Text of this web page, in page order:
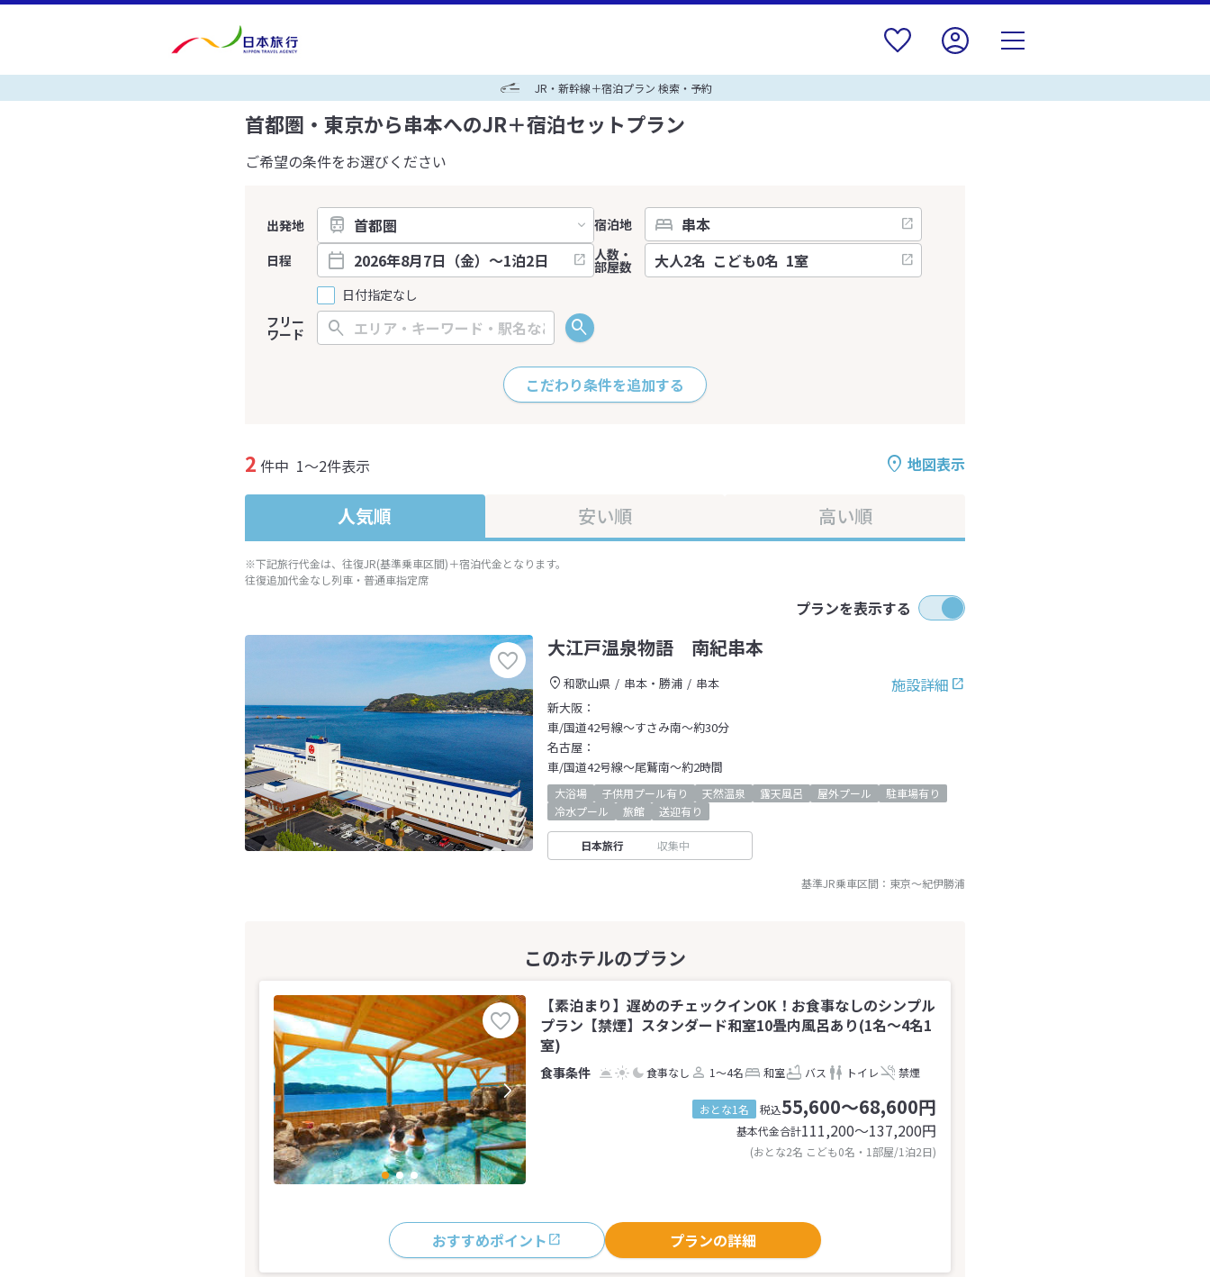
JR・新幹線＋宿泊プラン 検索・予約
首都圏・東京から串本へのJR＋宿泊セットプラン
ご希望の条件をお選びください
出発地
宿泊地
日程
日付指定なし
人数・
部屋数
フリー
ワード
こだわり条件を追加する
地図表示
2 件中 1～2件表示
人気順 安い順 高い順
※下記旅行代金は、往復JR(基準乗車区間)＋宿泊代金となります。
往復追加代金なし列車・普通車指定席
プランを表示する
大江戸温泉物語 南紀串本
施設詳細
和歌山県 串本・勝浦
串本
新大阪：
車/国道42号線～すさみ南～約30分
名古屋：
車/国道42号線～尾鷲南～約2時間
大浴場 子供用プール有り 天然温泉 露天風呂 屋外プール
駐車場有り
冷水プール
旅館 送迎有り
日本旅行 収集中
基準JR乗車区間： 東京～紀伊勝浦
【素泊まり】遅めのチェックインOK！お食事なしのシンプル
プラン【禁煙】スタンダード和室10畳内風呂あり(1名～4名1
室)
食事なし 1～4名 和室 バス トイレ 禁煙
おとな1名 税込55,600～68,600円
基本代金合計111,200〜137,200円
(おとな2名 こども0名・1部屋/1泊2日)
おすすめポイント プランの詳細